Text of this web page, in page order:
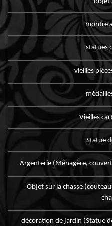
montre
statues
vieilles
Vieilles
Statue
Argenterie (Ménagère,
Objet sur la chasse
décoration de jardin (Statue